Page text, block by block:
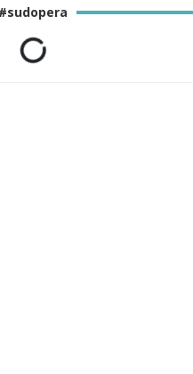
#sudopera